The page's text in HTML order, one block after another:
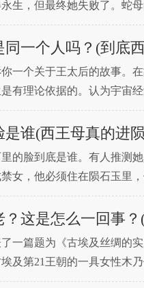
生，但最终她失败了。蛇
不堪设想。那为什么太后
一个人吗？(到底
一个关于王太后的故事。
有理论依据的。认为宇宙
化的天地。太乙代表混沌
谁(西王母真的进
的脸到底是谁。有人推测
女，他必须住在陨石玉里
语无伦次。其实这是作者
这是怎么一回事
一篇题为《古埃及丝绸的
及第21王朝的一具女性木
国相距数万里。800多年